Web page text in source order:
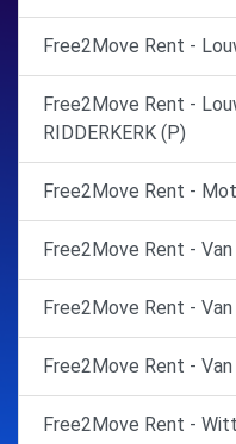
Free2Move Rent -
Free2Move Rent -
RIDDERKERK (P)
Free2Move Rent -
Free2Move Rent -
Free2Move Rent -
Free2Move Rent -
Free2Move Rent -